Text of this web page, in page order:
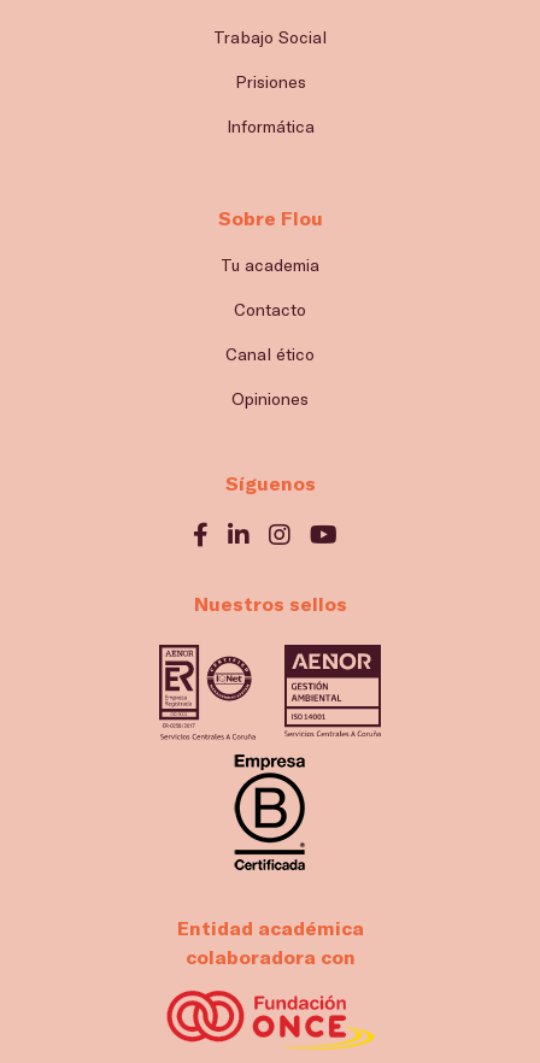
Trabajo Social
Prisiones
Informática
Sobre Flou
Tu academia
Contacto
Canal ético
Opiniones
Síguenos
Nuestros sellos
Entidad académica
colaboradora con